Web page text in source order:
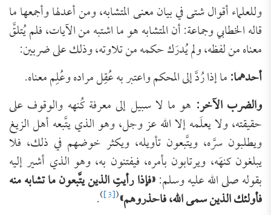
وللعلماء أقوال شتى في بيان معنى المتشابه، ومن أعدلها وأجمعها ما
قاله الخطابي وجماعة: أن المتشابه هو ما اشتبه من الآيات، فلم يُتلقَّ
معناه من لفظه، ولم يُدرَك حكمه من تلاوته، وذلك على ضربين:
أحدهما:ما إذا رُدَّ إلى المحكم واعتبر به عُقِل مراده وعُلِم معناه.
والضرب الآخر: هو ما لا سبيل إلى معرفة كُنهه والوقوف على
حقيقته، ولا يعلَمه إلا الله عز وجل، وهو الذي يتَّبعه أهل الزيغ
ويطلبون سرَّه، ويتَّبعون تأويله، ويكثر خوضهم في ذلك، فلا
يبلغون كنهَه، ويرتابون بأمره، فيفتنون به، وهو الذي أشير إليه
بقوله صلى الله عليه وسلم:«فإذا رأيتِ الذين يتَّبعون ما تشابه منه
فأولئك الذين سمى الله، فاحذروهم»(
[3]
)
.